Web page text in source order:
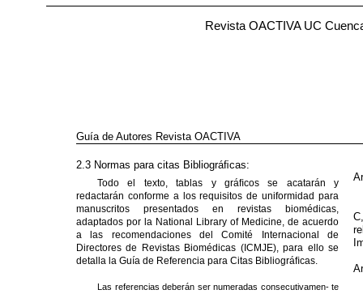
Revista OACTIVA UC
Guía de Autores Revista OACTIVA
2.3 Normas para citas Bibliográﬁcas:
Todo el texto, tablas y gráﬁcos se acatarán y
redactarán conforme a los requisitos de uniformidad para
manuscritos presentados en revistas biomédicas,
adaptados por la National Library of Medicine, de acuerdo
a las recomendaciones del Comité Internacional de
Directores de Revistas Biomédicas (ICMJE), para ello se
detalla la Guía de Referencia para Citas Bibliográﬁcas.
Las referencias deberán ser numeradas consecutivamen- te